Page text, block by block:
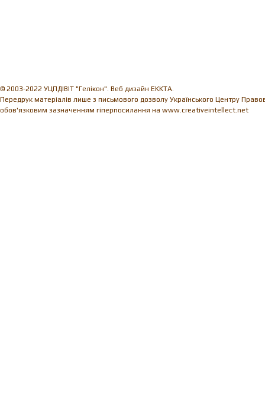
© 2003-2022 УЦПДІВІТ "Гелікон". Веб дизайн EKKTA.
Передрук матеріалів лише з письмового дозволу Українського Центру
обов'язковим зазначенням гіперпосилання на www.creativeintellect.net